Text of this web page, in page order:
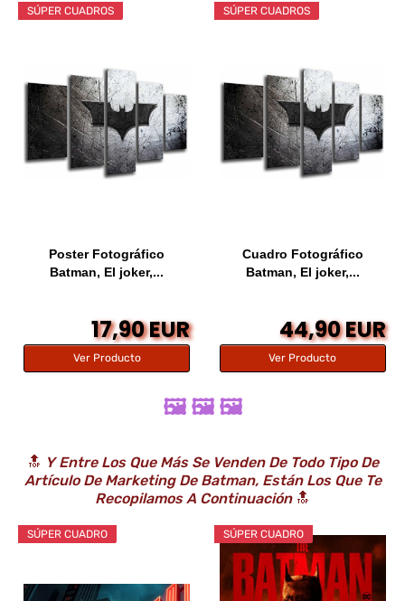
SÚPER CUADROS
Poster Fotográfico
Batman, El joker,...
17,90 EUR
Ver Producto
SÚPER CUADROS
Cuadro Fotográfico
Batman, El joker,...
44,90 EUR
Ver Producto
🖼️ 🖼️ 🖼️
🔝 Y Entre Los Que Más Se Venden De Todo Tipo De
Artículo De Marketing De Batman, Están Los Que Te
Recopilamos A Continuación🔝
SÚPER CUADRO SÚPER CUADRO